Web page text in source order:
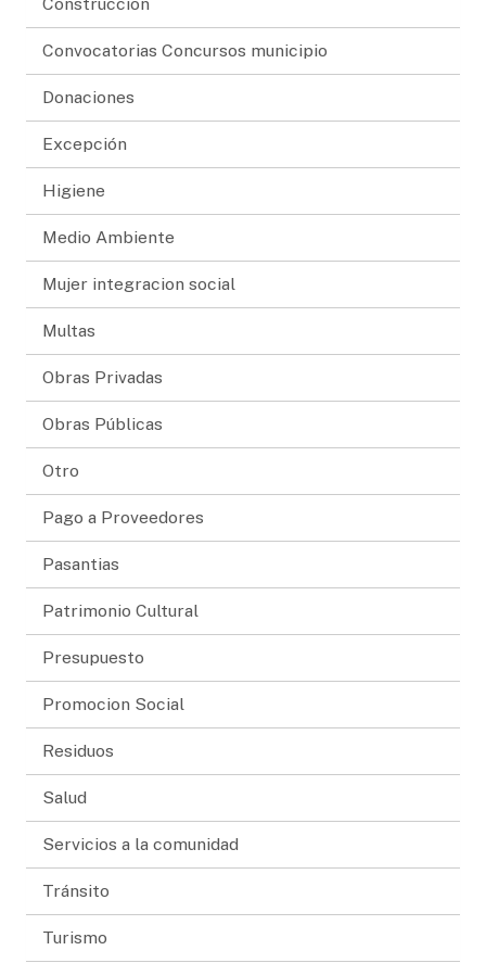
Convocatorias Concursos municipio
Donaciones
Excepción
Higiene
Medio Ambiente
Mujer integracion social
Multas
Obras Privadas
Obras Públicas
Otro
Pago a Proveedores
Pasantias
Patrimonio Cultural
Presupuesto
Promocion Social
Residuos
Salud
Servicios a la comunidad
Tránsito
Turismo